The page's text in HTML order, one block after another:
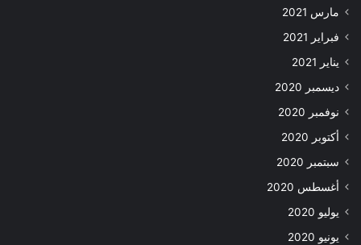
مارس 2021
فبراير 2021
يناير 2021
ديسمبر 2020
نوفمبر 2020
أكتوبر 2020
سبتمبر 2020
أغسطس 2020
يوليو 2020
يونيو 2020